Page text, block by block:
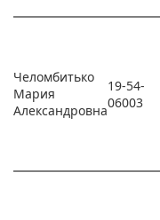
Челомбитько
Мария
Александровна
19-54-
06003